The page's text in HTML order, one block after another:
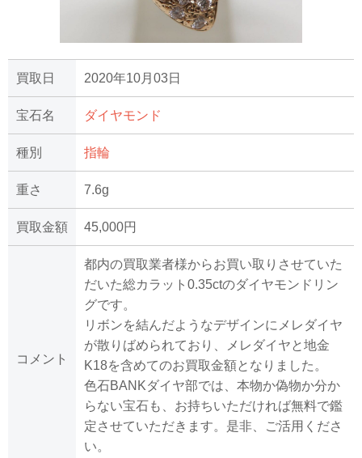
買取日 2020年10月03日
宝石名 ダイヤモンド
種別 指輪
重さ 7.6g
買取金額 45,000円
コメント
都内の買取業者様からお買い取りさせていた
だいた総カラット0.35ctのダイヤモンドリン
グです。
リボンを結んだようなデザインにメレダイヤ
が散りばめられており、メレダイヤと地金
K18を含めてのお買取金額となりました。
色石BANKダイヤ部では、本物か偽物か分か
らない宝石も、お持ちいただければ無料で鑑
定させていただきます。是非、ご活用くださ
い。